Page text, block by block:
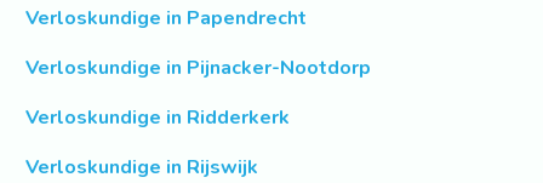
Verloskundige in Papendrecht
Verloskundige in Pijnacker-Nootdorp
Verloskundige in Ridderkerk
Verloskundige in Rijswijk